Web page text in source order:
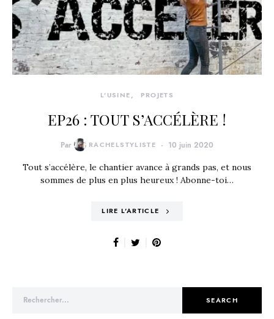
L'USINE PROJETS
EP26 : TOUT S’ACCÉLÈRE !
Par RACHELSTYLISTE 10 juin 2020
Tout s’accélère, le chantier avance à grands pas, et nous
sommes de plus en plus heureux ! Abonne-toi…
LIRE L'ARTICLE
SEARCH